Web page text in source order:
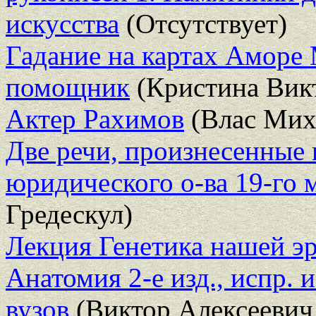
искусства(Отсутствует)
Гадание на картах
помощник(Кристина
Актер Рахимов(Влас
Две речи, произнесенные
юридического о-ва 19-го
Гредескул)
Лекция Генетика нашей
Анатомия 2-е изд., испр.
вузов (Виктор